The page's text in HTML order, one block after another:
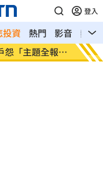
登入
投資 熱門 影音
熱搜
北市曾高調引
初來
過